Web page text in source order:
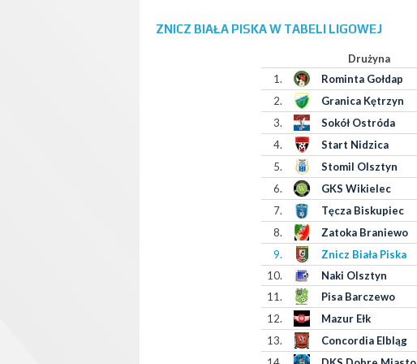
ZNICZ BIAŁA PISKA W TABELI LIGOWEJ
Drużyna
1.
Rominta Gołdap
2.
Granica Kętrzyn
3.
Sokół Ostróda
4.
Start Nidzica
5.
Stomil Olsztyn
6.
GKS Wikielec
7.
Tęcza Biskupiec
8.
Zatoka Braniewo
9.
Znicz Biała Piska
10.
Naki Olsztyn
11.
Pisa Barczewo
12.
Mazur Ełk
13.
Concordia Elbląg